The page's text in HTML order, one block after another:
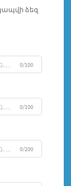
ձեզ
0/100
0/100
0/200